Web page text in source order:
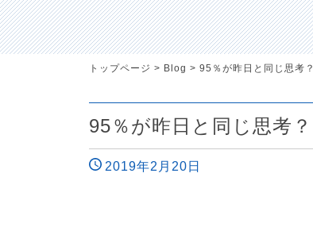
トップページ > Blog > 95％が昨日と同じ思考？
95％が昨日と同じ思考？
2019年2月20日